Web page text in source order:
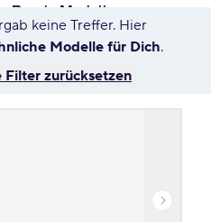
Benzin Modelle
keine Treffer. Hier
Modelle für Dich.
Filter zurücksetzen